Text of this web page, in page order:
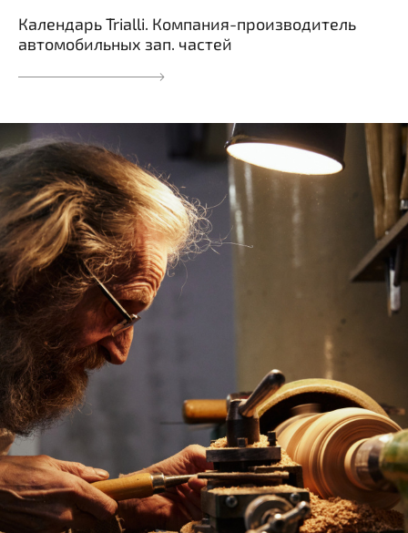
Календарь Trialli. Компания-производитель
автомобильных зап. частей